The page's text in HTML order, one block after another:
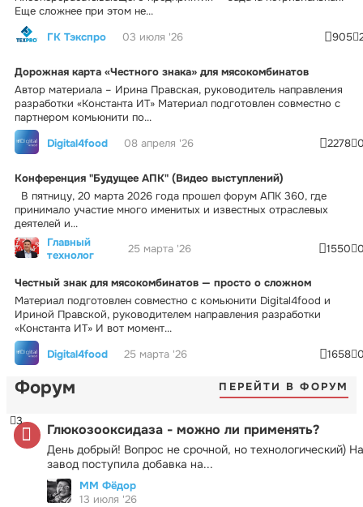
Еще сложнее при этом не...
ГК Тэкспро
03 июля '26 905
Дорожная карта «Честного знака» для мясокомбинатов
Автор материала – Ирина Правская, руководитель направления
разработки «Константа ИТ» Материал подготовлен совместно с
партнером комьюнити по...
Digital4food
08 апреля '26 2278
Конференция "Будущее АПК" (Видео выступлений)
В пятницу, 20 марта 2026 года прошел форум АПК 360, где
принимало участие много именитых и известных отраслевых
деятелей и...
Главный
технолог
25 марта '26 1550
Честный знак для мясокомбинатов — просто о сложном
Материал подготовлен совместно с комьюнити Digital4food и
Ириной Правской, руководителем направления разработки
«Константа ИТ» И вот момент...
Digital4food
25 марта '26 1658
Форум ПЕРЕЙТИ В ФОРУМ
Глюкозооксидаза - можно ли применять?
День добрый! Вопрос не срочной, но технологический) На
завод поступила добавка на...
3
ММ Фёдор
13 июля '26